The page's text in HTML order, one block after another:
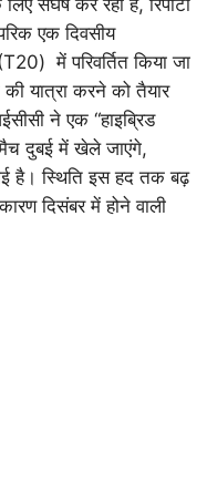
संघर्ष कर रही है, रिपोर्टों
एक दिवसीय
में परिवर्तित किया जा
यात्रा करने को तैयार
ने एक “हाइब्रिड
मैच दुबई में खेले जाएंगे,
है। स्थिति इस हद तक बढ़
दिसंबर में होने वाली